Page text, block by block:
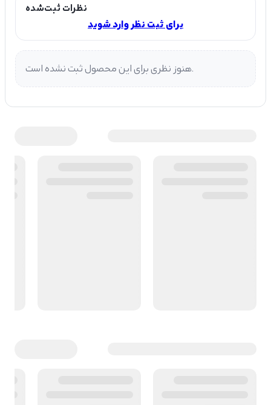
نظرات ثبت‌شده
برای ثبت نظر وارد شوید
هنوز نظری برای این محصول ثبت نشده است.